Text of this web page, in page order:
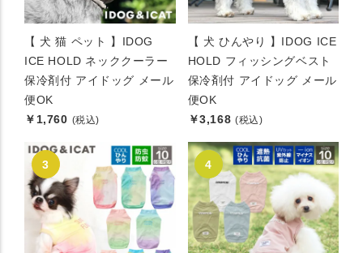
【 犬 猫 ペット 】IDOG
ICE HOLD ネッククーラー
保冷剤付 アイドッグ メール
便OK
￥1,760 (税込)
【 犬 ひんやり 】IDOG ICE
HOLD フィッシングベスト
保冷剤付 アイドッグ メール
便OK
￥3,168 (税込)